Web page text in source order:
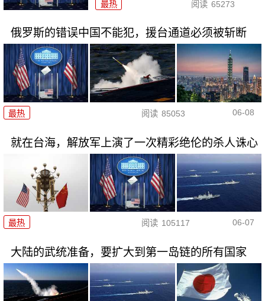
最热 阅读 65273
俄罗斯的错误中国不能犯，援台通道必须被斩断
最热 阅读 85053 06-08
就在台海，解放军上演了一次精彩绝伦的杀人诛心
最热 阅读 105117 06-07
大陆的武统准备，要扩大到第一岛链的所有国家